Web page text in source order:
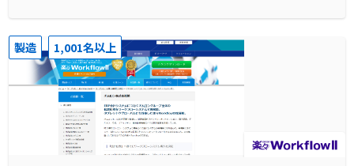
製造 1,001名以上